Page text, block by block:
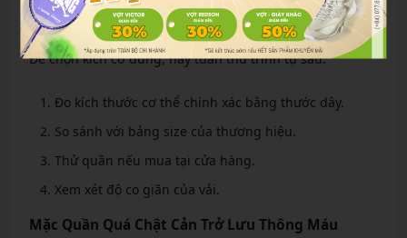
Kích Cỡ Không Phù Hợp Gây Khó Khăn Khi Hoạt Động
Để chọn kích cỡ đúng, hãy tuân thủ trình tự sau:
Đo kích thước cơ thể chính xác bằng thước dây.
So sánh với bảng size của thương hiệu.
Thử quần nếu mua tại cửa hàng.
Xem xét độ co giãn của vải.
Mặc Quần Quá Chật Cản Trở Lưu Thông Máu